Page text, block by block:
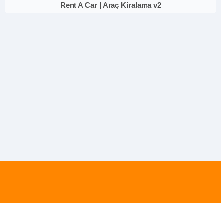
Rent A Car | Araç Kiralama v2